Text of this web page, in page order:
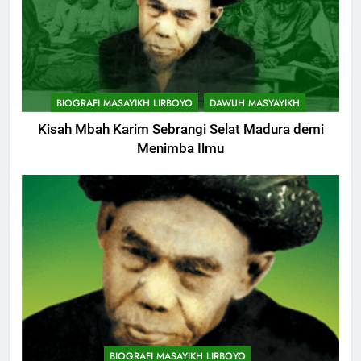
Istri
KHUTBAH
11
Khutbah: Keistimewaan Hari
Jumat
KHUTBAH
12
Khutbah Jumat: Memetik
Ranumnya Buah Ketakwaan
KHUTBAH
Khutbah Jum’at: Lisanmu,
Keselamatanmu
KHUTBAH
BIOGRAFI MASAYIKH LIRBOYO DAWUH MASYAYIKH
Kisah Mbah Karim Sebrangi Selat Madura demi
Menimba Ilmu
BIOGRAFI MASAYIKH LIRBOYO
Himasal Semen Sumbang